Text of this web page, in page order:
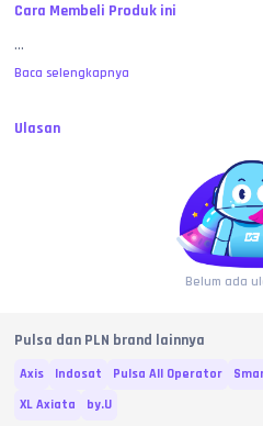
Cara Membeli Produk ini
...
Baca selengkapnya
Ulasan
Belum ada
Pulsa dan PLN brand lainnya
Axis Indosat Pulsa All Operator
XL Axiata
by.U